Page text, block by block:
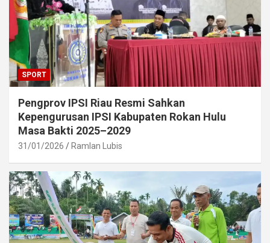
SPORT
Pengprov IPSI Riau Resmi Sahkan
Kepengurusan IPSI Kabupaten Rokan Hulu
Masa Bakti 2025–2029
31/01/2026 Ramlan Lubis